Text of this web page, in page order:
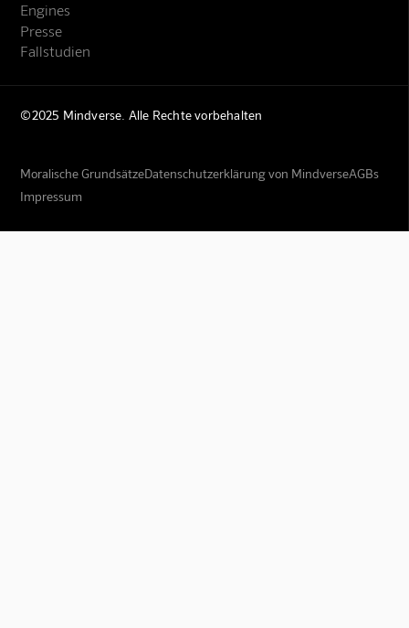
Engines
Presse
Fallstudien
©2025 Mindverse. Alle Rechte vorbehalten
Moralische GrundsätzeDatenschutzerklärung von MindverseAGBs
Impressum